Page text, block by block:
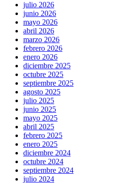
julio 2026
junio 2026
mayo 2026
abril 2026
marzo 2026
febrero 2026
enero 2026
diciembre 2025
octubre 2025
septiembre 2025
agosto 2025
julio 2025
junio 2025
mayo 2025
abril 2025
febrero 2025
enero 2025
diciembre 2024
octubre 2024
septiembre 2024
julio 2024